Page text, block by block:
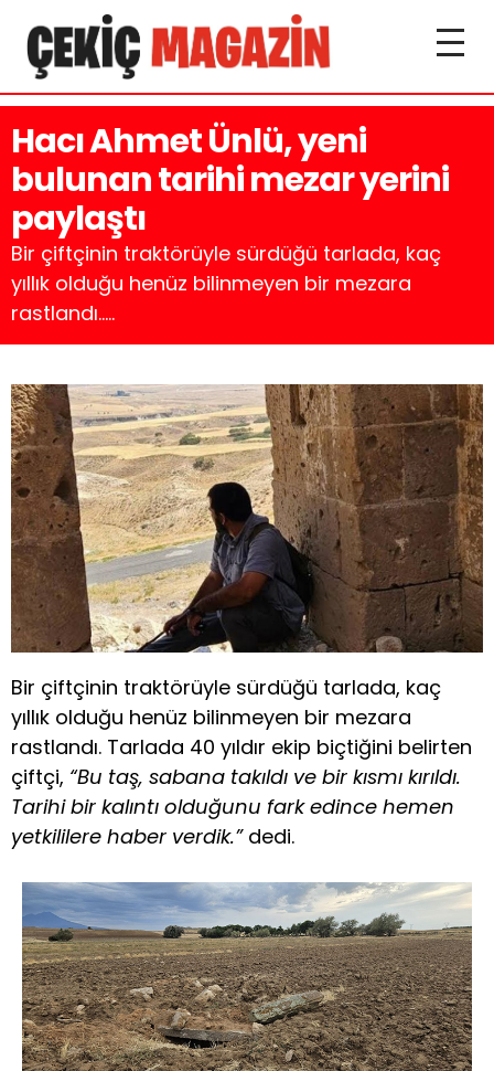
Hacı Ahmet Ünlü, yeni
bulunan tarihi mezar yerini
paylaştı
Bir çiftçinin traktörüyle sürdüğü tarlada, kaç
yıllık olduğu henüz bilinmeyen bir mezara
rastlandı.....
Bir çiftçinin traktörüyle sürdüğü tarlada, kaç
yıllık olduğu henüz bilinmeyen bir mezara
rastlandı. Tarlada 40 yıldır ekip biçtiğini belirten
çiftçi, “Bu taş, sabana takıldı ve bir kısmı kırıldı.
Tarihi bir kalıntı olduğunu fark edince hemen
yetkililere haber verdik.”dedi.